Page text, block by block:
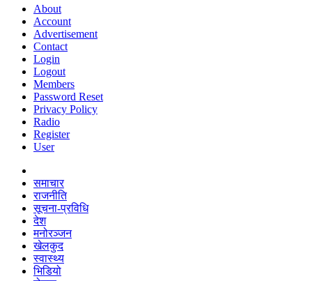
About
Account
Advertisement
Contact
Login
Logout
Members
Password Reset
Privacy Policy
Radio
Register
User
समाचार
राजनीति
सूचना-प्रविधि
देश
मनोरञ्जन
खेलकुद
स्वास्थ्य
भिडियो